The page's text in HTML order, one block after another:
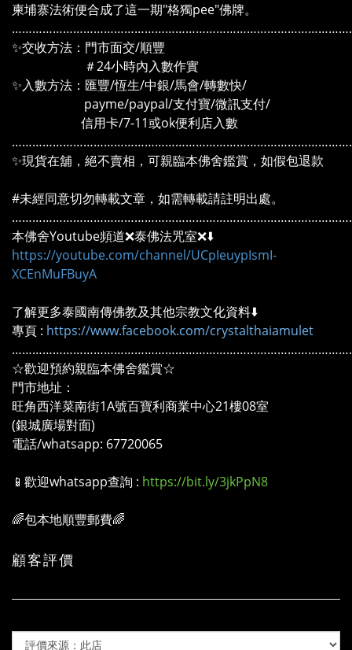
柬埔寨法術便合成了這一期"格獨pee"佛牌。
✨交收方法：門市面交/順豐
＃24小時內入數作實
✨入數方法：匯豐/恆生/中銀/馬會/轉數快/
payme/paypal/支付寶/微訊支付/
信用卡/7-11或ok便利店入數
✨現貨在舖，絕不賣相，可親臨本佛舍鑑賞，如假包退款
#未經同意切勿轉載文章，如需轉載請註明出處。
本佛舍Youtube頻道❌泰佛法咒室❌⬇️
https://youtube.com/channel/UCpIeuypIsmI-
XCEnMuFBuyA
了解更多泰國南傳佛教及其他宗教文化資料⬇️
專頁 : https://www.facebook.com/crystalthaiamulet
☆歡迎預約親臨本佛舍鑑賞☆
門市地址：
旺角西洋菜南街1A號百寶利商業中心21樓08室
(銀城廣場對面)
電話/whatsapp: 67720065
📱歡迎whatsapp查詢 : https://bit.ly/3jkPpN8
🌈包本地順豐郵費🌈
顧客評價